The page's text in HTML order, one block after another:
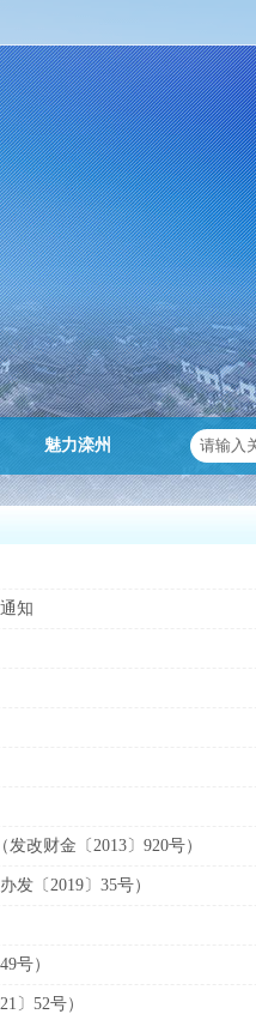
魅力滦州
知
改财金〔2013〕920号）
〔2019〕35号）
号）
〕52号）